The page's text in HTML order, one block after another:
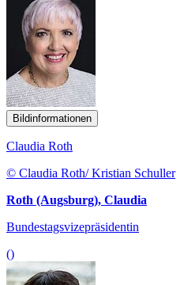
Bildinformationen
Claudia Roth
© Claudia Roth/ Kristian Schuller
Roth (Augsburg), Claudia
Bundestagsvizepräsidentin
()